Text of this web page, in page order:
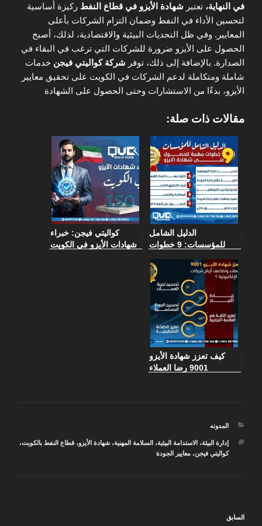
في النهاية، تعتبر شهادة الأيزو في قطاع النفط ركيزة أساسية
لتحسين الأداء في النفط وضمان التزام الشركات بأعلى
المعايير. وفي ظل التحديات البيئية والاقتصادية، لذلك، أصبح
الحصول على الأيزو ضرورة للشركات التي ترغب في البقاء في
الصدارة. بالإضافة إلى ذلك، توفر شركة كواليتي فيجن خدمات
شاملة ومتكاملة لدعم الشركات في الكويت على تحقيق معايير
الأيزو، بدءًا من الاستشارات وحتى الحصول على الشهادة
مقالات ذات صلة:
الدليل الشامل
للمؤسسات: 9 خطوات
الايزو
كواليتي فيجن: خبراء
شهادات الأيزو في الكويت
كيف تعزز شهادة الأيزو
9001 رضا العملاء
التصنيفات
المدونه
الوسوم
إدارة البيئة، الاستدامة البيئية، السلامة المهنية،شهادة الأيزو،قطاع النفط بالكويت،
كواليتي فيجن،معايير الجودة
المقالة
السابق